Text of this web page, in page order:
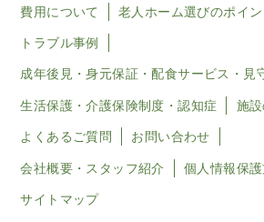
費用について 老人ホーム選びのポイン
トラブル事例
成年後見・身元保証・配食サービス・見
生活保護・介護保険制度・認知症 施
よくあるご質問 お問い合わせ
会社概要・スタッフ紹介 個人情報保
サイトマップ